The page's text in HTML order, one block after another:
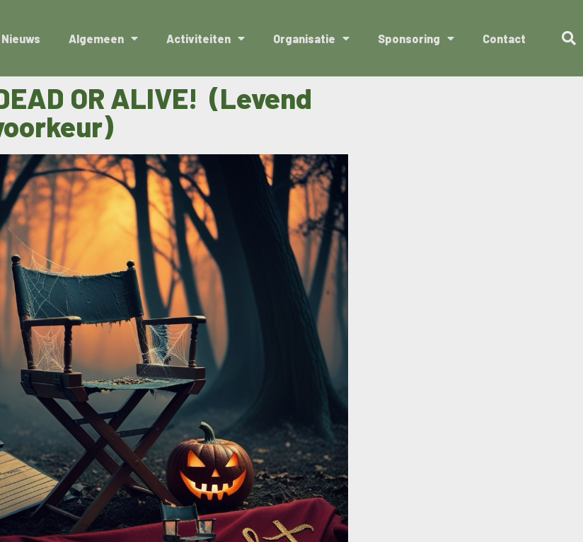
Nieuws Algemeen Activiteiten Organisatie Sponsoring Contact
OR ALIVE! (Levend